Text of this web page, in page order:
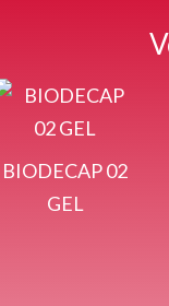
BIODECAP 02
GEL